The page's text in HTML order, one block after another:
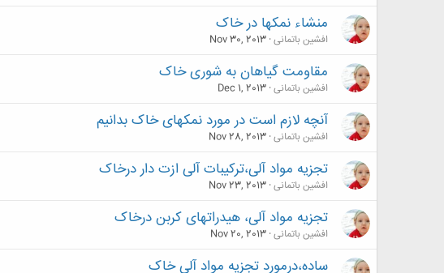
منشاء نمکها در خاک
افشین باتمانی Nov 30, 2013
مقاومت گیاهان به شوری خاک
افشین باتمانی Dec 1, 2013
آنچه لازم است در مورد نمکهای خاک بدانیم
افشین باتمانی Nov 28, 2013
تجزیه مواد آلی،ترکیبات آلی ازت دار درخاک
افشین باتمانی Nov 23, 2013
تجزیه مواد آلی، هیدراتهای کربن درخاک
افشین باتمانی Nov 20, 2013
ساده،درمورد تجزیه مواد آلی خاک